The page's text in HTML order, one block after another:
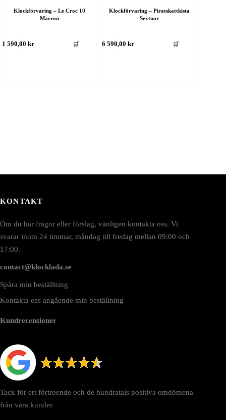
Klockförvaring – Le Croc 10
Marron
1 590,00kr 🛒
Klockförvaring – Piratskattkista
Sextuor
6 590,00kr 🛒
KONTAKT
Om du har frågor eller förslag, vänligen kontakta oss. Vi
svarar inom 24 timmar, måndag till fredag mellan 09:00 och
17:00.
contact@klocklada.se
Spåra min beställning
Kontakta oss angående min beställning
Kundrecensioner
Tack för ert förtroende och de hundratals positiva omdömena
från våra kunder.